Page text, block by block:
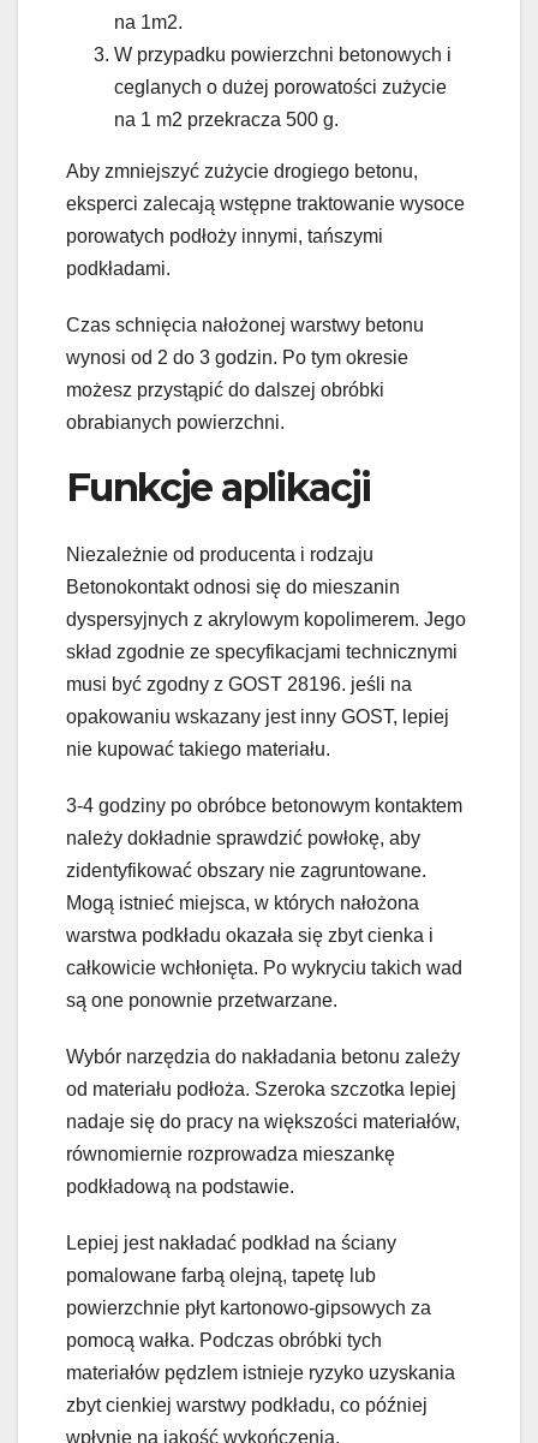
na 1m2.
W przypadku powierzchni betonowych i
ceglanych o dużej porowatości zużycie
na 1 m2 przekracza 500 g.
Aby zmniejszyć zużycie drogiego betonu,
eksperci zalecają wstępne traktowanie wysoce
porowatych podłoży innymi, tańszymi
podkładami.
Czas schnięcia nałożonej warstwy betonu
wynosi od 2 do 3 godzin. Po tym okresie
możesz przystąpić do dalszej obróbki
obrabianych powierzchni.
Funkcje aplikacji
Niezależnie od producenta i rodzaju
Betonokontakt odnosi się do mieszanin
dyspersyjnych z akrylowym kopolimerem. Jego
skład zgodnie ze specyfikacjami technicznymi
musi być zgodny z GOST 28196. jeśli na
opakowaniu wskazany jest inny GOST, lepiej
nie kupować takiego materiału.
3-4 godziny po obróbce betonowym kontaktem
należy dokładnie sprawdzić powłokę, aby
zidentyfikować obszary nie zagruntowane.
Mogą istnieć miejsca, w których nałożona
warstwa podkładu okazała się zbyt cienka i
całkowicie wchłonięta. Po wykryciu takich wad
są one ponownie przetwarzane.
Wybór narzędzia do nakładania betonu zależy
od materiału podłoża. Szeroka szczotka lepiej
nadaje się do pracy na większości materiałów,
równomiernie rozprowadza mieszankę
podkładową na podstawie.
Lepiej jest nakładać podkład na ściany
pomalowane farbą olejną, tapetę lub
powierzchnie płyt kartonowo-gipsowych za
pomocą wałka. Podczas obróbki tych
materiałów pędzlem istnieje ryzyko uzyskania
zbyt cienkiej warstwy podkładu, co później
wpłynie na jakość wykończenia.